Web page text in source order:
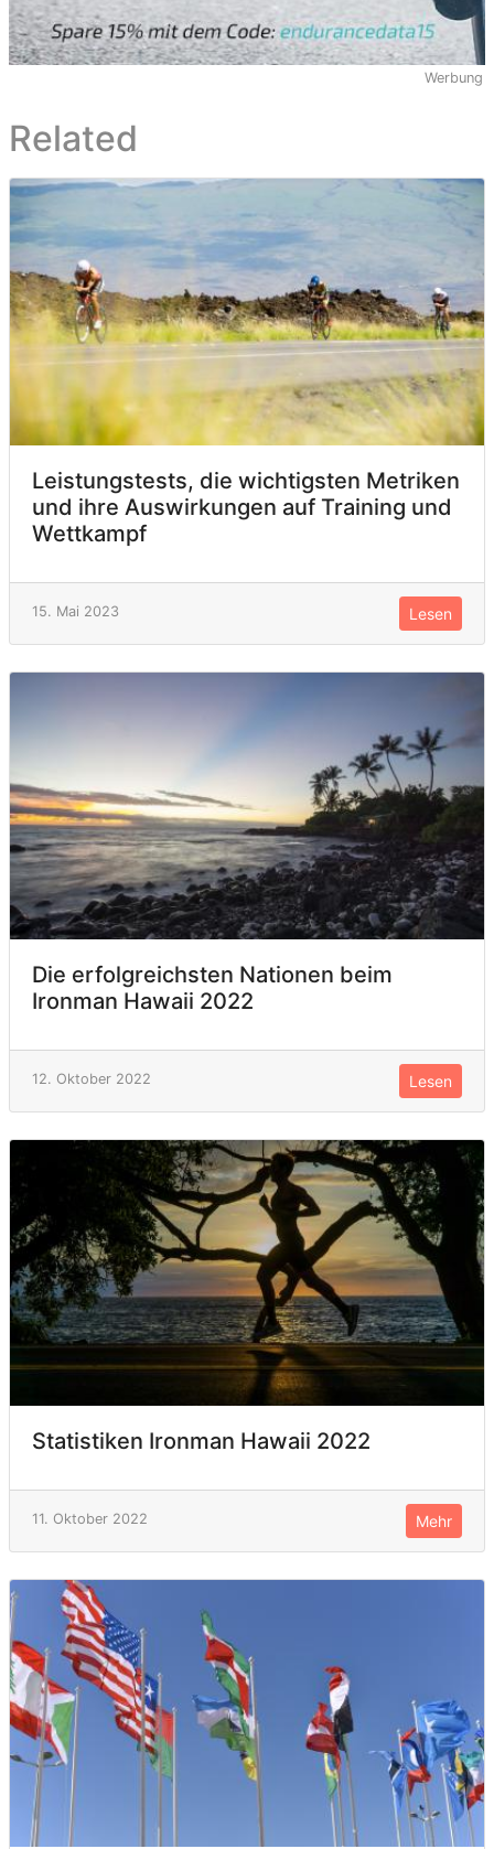
Werbung
Related
Leistungstests, die wichtigsten Metriken
und ihre Auswirkungen auf Training und
Wettkampf
15. Mai 2023 Lesen
Die erfolgreichsten Nationen beim
Ironman Hawaii 2022
12. Oktober 2022 Lesen
Statistiken Ironman Hawaii 2022
11. Oktober 2022 Mehr